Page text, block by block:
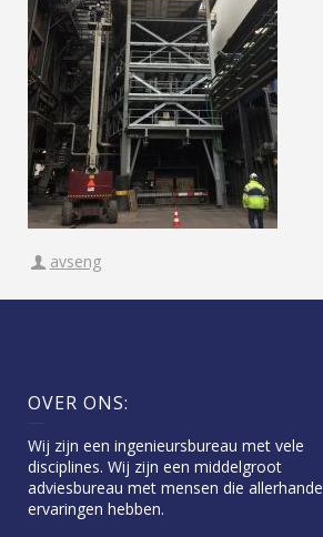
avseng
OVER ONS:
Wij zijn een ingenieursbureau met vele
disciplines. Wij zijn een middelgroot
adviesbureau met mensen die allerhande
ervaringen hebben.